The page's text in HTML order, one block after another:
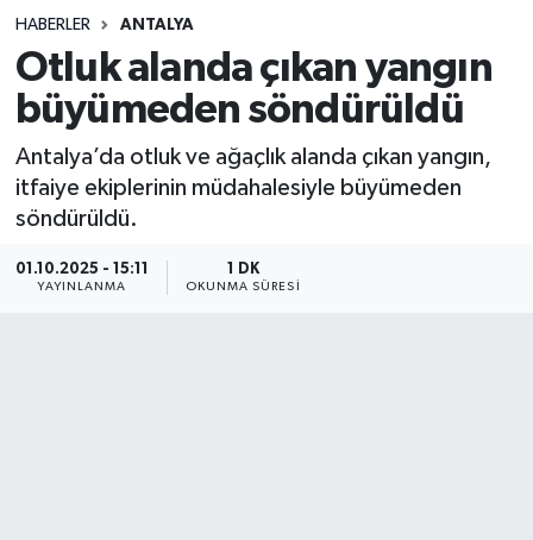
HABERLER ANTALYA
Otluk alanda çıkan yangın
büyümeden söndürüldü
Antalya’da otluk ve ağaçlık alanda çıkan yangın,
itfaiye ekiplerinin müdahalesiyle büyümeden
söndürüldü.
01.10.2025 - 15:11
YAYINLANMA
1 DK
OKUNMA SÜRESI
Spor
Teknoloji
Yaşam